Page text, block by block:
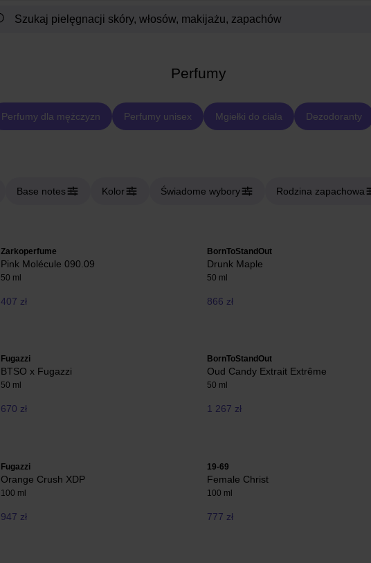
Perfumy
Perfumy dla mężczyzn Perfumy unisex Mgiełki do ciała Dezodoranty
Base notes Kolor Świadome wybory Rodzina zapachowa
Zarkoperfume
Pink Molécule 090.09
50 ml
407 zł
BornToStandOut
Drunk Maple
50 ml
866 zł
Fugazzi
BTSO x Fugazzi
50 ml
670 zł
BornToStandOut
Oud Candy Extrait Extrême
50 ml
1 267 zł
Fugazzi
Orange Crush XDP
100 ml
947 zł
19-69
Female Christ
100 ml
777 zł